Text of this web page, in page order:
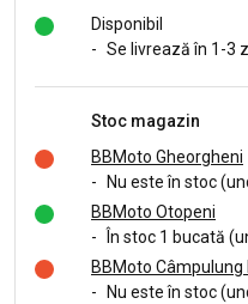
Disponibil
- Se livrează în 1-3
Stoc magazin
BBMoto Gheorgheni
-
Nu este în stoc
BBMoto Otopeni
-
În stoc 1 bucată
BBMoto Câmpulung
-
Nu este în stoc